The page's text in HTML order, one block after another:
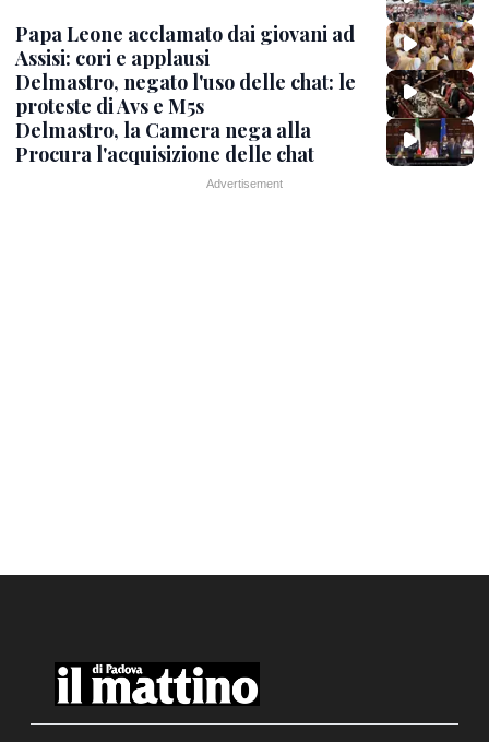
Papa Leone acclamato dai giovani ad
Assisi: cori e applausi
Delmastro, negato l'uso delle chat: le
proteste di Avs e M5s
Delmastro, la Camera nega alla
Procura l'acquisizione delle chat